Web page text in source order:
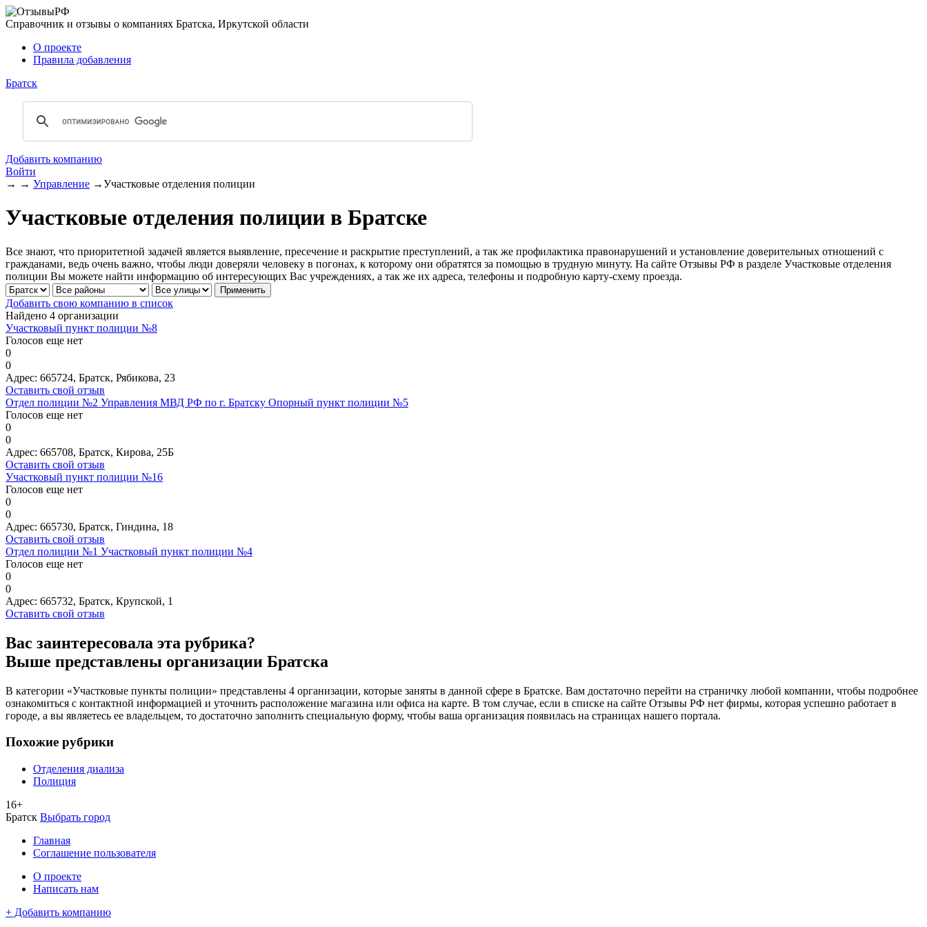
Справочник и отзывы о компаниях Братска, Иркутской области
О проекте
Правила добавления
Братск
Добавить компанию
Войти
→ → Управление →Участковые отделения полиции
Участковые отделения полиции в Братске
Все знают, что приоритетной задачей является выявление, пресечение и раскрытие преступлений, а так же профилактика правонарушений и установление доверительных отношений с
гражданами, ведь очень важно, чтобы люди доверяли человеку в погонах, к которому они обратятся за помощью в трудную минуту. На сайте Отзывы РФ в разделе Участковые отделения
полиции Вы можете найти информацию об интересующих Вас учреждениях, а так же их адреса, телефоны и подробную карту-схему проезда.
Добавить свою компанию в список
Найдено 4 организации
Участковый пункт полиции №8
Голосов еще нет
0
0
Адрес: 665724, Братск, Рябикова, 23
Оставить свой отзыв
Отдел полиции №2 Управления МВД РФ по г. Братску Опорный пункт полиции №5
Голосов еще нет
0
0
Адрес: 665708, Братск, Кирова, 25Б
Оставить свой отзыв
Участковый пункт полиции №16
Голосов еще нет
0
0
Адрес: 665730, Братск, Гиндина, 18
Оставить свой отзыв
Отдел полиции №1 Участковый пункт полиции №4
Голосов еще нет
0
0
Адрес: 665732, Братск, Крупской, 1
Оставить свой отзыв
Вас заинтересовала эта рубрика?
Выше представлены организации Братска
В категории «Участковые пункты полиции» представлены 4 организации, которые заняты в данной сфере в Братске. Вам достаточно перейти на страничку любой компании, чтобы подробнее
ознакомиться с контактной информацией и уточнить расположение магазина или офиса на карте. В том случае, если в списке на сайте Отзывы РФ нет фирмы, которая успешно работает в
городе, а вы являетесь ее владельцем, то достаточно заполнить специальную форму, чтобы ваша организация появилась на страницах нашего портала.
Похожие рубрики
Отделения диализа
Полиция
16+
Братск Выбрать город
Главная
Соглашение пользователя
О проекте
Написать нам
+ Добавить компанию